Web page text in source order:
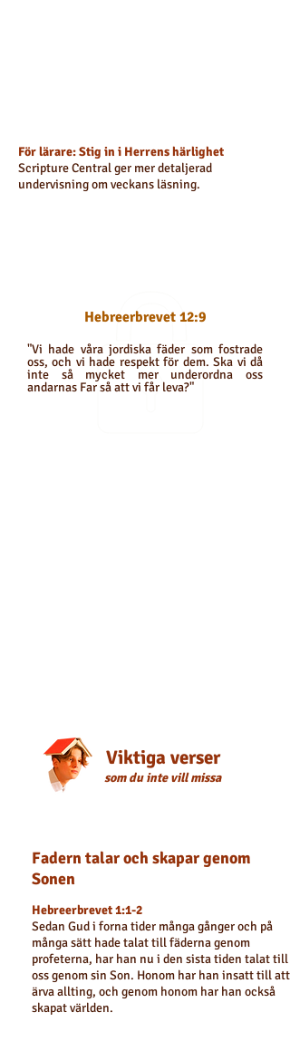
För lärare: Stig in i Herrens härlighet
Scripture Central ger mer detaljerad
undervisning om veckans läsning.
Hebreerbrevet 12:9
"Vi hade våra jordiska fäder som fostrade
oss, och vi hade respekt för dem. Ska vi då
inte så mycket mer underordna oss
andarnas Far så att vi får leva?"
Viktiga verser
som du inte vill missa
Fadern talar och skapar genom
Sonen
Hebreerbrevet 1:1-2
Sedan Gud i forna tider många gånger och på
många sätt hade talat till fäderna genom
profeterna, har han nu i den sista tiden talat till
oss genom sin Son. Honom har han insatt till att
ärva allting, och genom honom har han också
skapat världen.